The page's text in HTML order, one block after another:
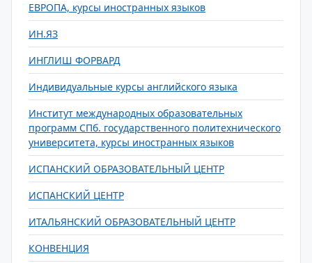
ЕВРОПА, курсы иностранных языков
ИН.ЯЗ
ИНГЛИШ ФОРВАРД
Индивидуальные курсы английского языка
Институт международных образовательных
программ СПб. государственного политехнического
университета, курсы иностранных языков
ИСПАНСКИЙ ОБРАЗОВАТЕЛЬНЫЙ ЦЕНТР
ИСПАНСКИЙ ЦЕНТР
ИТАЛЬЯНСКИЙ ОБРАЗОВАТЕЛЬНЫЙ ЦЕНТР
КОНВЕНЦИЯ